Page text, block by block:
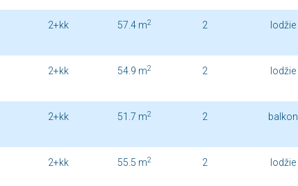
2+kk 57.4 m2 2 lodžie
2+kk 54.9 m2 2 lodžie
2+kk 51.7 m2 2 balkon
2+kk 55.5 m2 2 lodžie